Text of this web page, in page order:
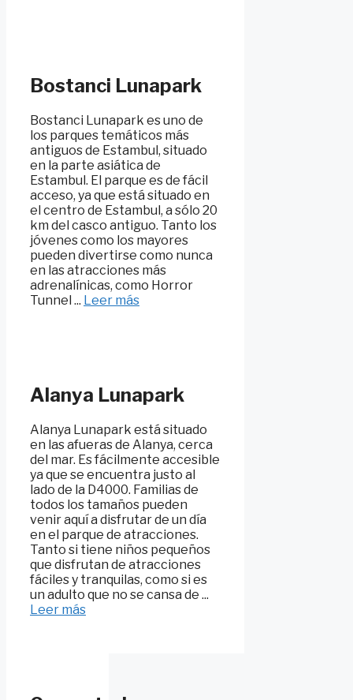
Bostanci Lunapark
Bostanci Lunapark es uno de
los parques temáticos más
antiguos de Estambul, situado
en la parte asiática de
Estambul. El parque es de fácil
acceso, ya que está situado en
el centro de Estambul, a sólo 20
km del casco antiguo. Tanto los
jóvenes como los mayores
pueden divertirse como nunca
en las atracciones más
adrenalínicas, como Horror
Tunnel ... Leer más
Alanya Lunapark
Alanya Lunapark está situado
en las afueras de Alanya, cerca
del mar. Es fácilmente accesible
ya que se encuentra justo al
lado de la D4000. Familias de
todos los tamaños pueden
venir aquí a disfrutar de un día
en el parque de atracciones.
Tanto si tiene niños pequeños
que disfrutan de atracciones
fáciles y tranquilas, como si es
un adulto que no se cansa de ...
Leer más